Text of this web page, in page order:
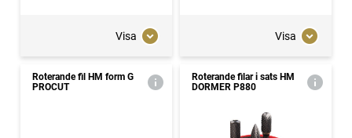
Visa Visa
Roterande fil HM form G
PROCUT
Roterande filar i sats HM
DORMER P880